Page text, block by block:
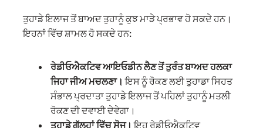
ਤੁਹਾਡੇ ਇਲਾਜ ਤੋਂ ਬਾਅਦ ਤੁਹਾਨੂੰ ਕੁਝ ਮਾੜੇ ਪ੍ਰਭਾਵ ਹੋ ਸਕਦੇ ਹਨ।
ਇਹਨਾਂ ਵਿੱਚ ਸ਼ਾਮਲ ਹੋ ਸਕਦੇ ਹਨ:
ਰੇਡੀਓਐਕਟਿਵ ਆਇਓਡੀਨ ਲੈਣ ਤੋਂ ਤੁਰੰਤ ਬਾਅਦ ਹਲਕਾ
ਜਿਹਾ ਜੀਅ ਮਚਲਣਾ। ਇਸ ਨੂੰ ਰੋਕਣ ਲਈ ਤੁਹਾਡਾ ਸਿਹਤ
ਸੰਭਾਲ ਪ੍ਰਦਾਤਾ ਤੁਹਾਡੇ ਇਲਾਜ ਤੋਂ ਪਹਿਲਾਂ ਤੁਹਾਨੂੰ ਮਤਲੀ
ਰੋਕਣ ਦੀ ਦਵਾਈ ਦੇਵੇਗਾ।
ਤੁਹਾਡੇ ਗੱਲ੍ਹਾਂ ਵਿੱਚ ਸੋਜ। ਇਹ ਰੇਡੀਓਐਕਟਿਵ